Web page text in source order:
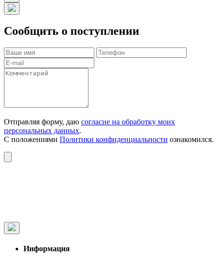
Сообщить о поступлении
Отправляя форму, даю согласие на обработку моих
персональных данных.
С положениями Политики конфиденциальности ознакомился.
Информация